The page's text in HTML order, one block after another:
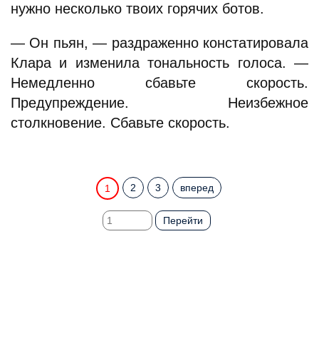
нужно несколько твоих горячих ботов.
— Он пьян, — раздраженно констатировала
Клара и изменила тональность голоса. —
Немедленно сбавьте скорость.
Предупреждение. Неизбежное
столкновение. Сбавьте скорость.
1 2 3 вперед
Перейти